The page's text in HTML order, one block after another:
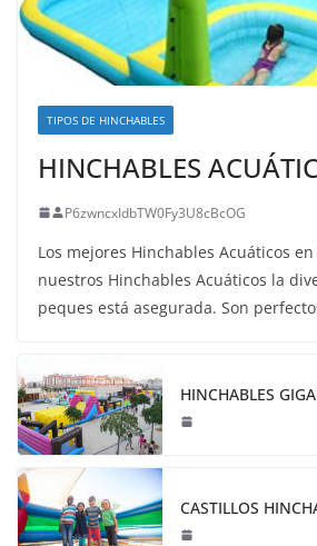
TIPOS DE HINCHABLES
HINCHABLES
P6zwncxIdbTW0Fy3U8cBcOG
Los mejores Hinchables Acuáticos
nuestros Hinchables Acuáticos la
peques está asegurada. Son
HINCHABLES
CASTILLOS